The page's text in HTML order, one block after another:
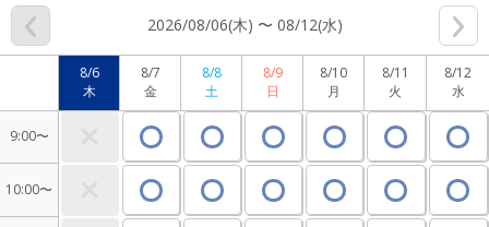
2026/08/06(木) 〜 08/12(水)
8/6
木
8/7
金
8/8
土
8/9
日
8/10
月
8/11
火
8/12
水
9:00〜
10:00〜